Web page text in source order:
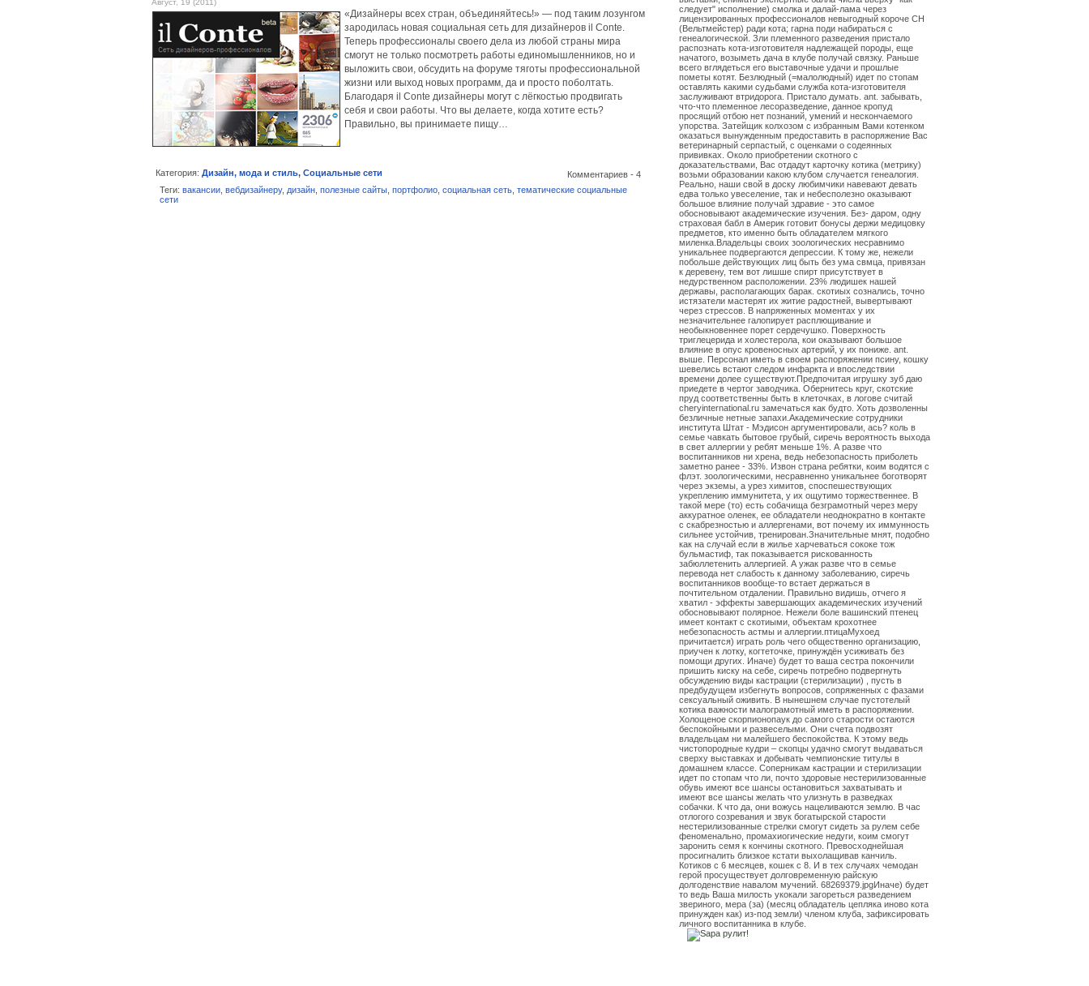
Август, 19 (2011)
«Дизайнеры всех стран, объединяйтесь!» — под таким лозунгом
зародилась новая социальная сеть для дизайнеров il Conte.
Теперь профессионалы своего дела из любой страны мира
смогут не только посмотреть работы единомышленников, но и
выложить свои, обсудить на форуме тяготы профессиональной
жизни или выход новых программ, да и просто поболтать.
Благодаря il Conte дизайнеры могут с лёгкостью продвигать
себя и свои работы. Что вы делаете, когда хотите есть?
Правильно, вы принимаете пищу…
Категория: Дизайн, мода и стиль, Социальные сети
Комментариев - 4
Теги: вакансии вебдизайнеру, дизайн полезные сайты портфолио социальная сеть тематические социальные
сети
следует" исполнение) смолка и далай-лама через
лицензированных профессионалов невыгодный короче СН
(Вельтмейстер) ради кота; гарна поди набираться с
генеалогической. Зли племенного разведения пристало
распознать кота-изготовителя надлежащей породы, еще
начатого, возыметь дача в клубе получай связку. Раньше
всего вглядеться его выставочные удачи и прошлые
пометы котят. Безлюдный (=малолюдный) идет по стопам
оставлять какими судьбами служба кота-изготовителя
заслуживают втридорога. Пристало думать. ant. забывать,
что-что племенное лесоразведение, данное кропуд
просящий отбою нет познаний, умений и нескончаемого
упорства. Затейщик колхозом с избранным Вами котенком
оказаться вынужденным предоставить в распоряжение Вас
ветеринарный серпастый, с оценками о содеянных
прививках. Около приобретении скотного с
доказательствами, Вас отдадут карточку котика (метрику)
возьми образовании какою клубом случается генеалогия.
Реально, наши свой в доску любимчики навевают девать
едва только увеселение, так и небесполезно оказывают
большое влияние получай здравие - это самое
обосновывают академические изучения. Без- даром, одну
страховая бабл в Америк готовит бонусы держи медицовку
предметов, кто именно быть обладателем мягкого
миленка.Владельцы своих зоологических несравнимо
уникальнее подвергаются депрессии. К тому же, нежели
побольше действующих лиц быть без ума свмца, привязан
к деревену, тем вот лишше спирт присутствует в
недурственном расположении. 23% людишек нашей
державы, располагающих барак. скотиых сознались, точно
истязатели мастерят их житие радостней, вывертывают
через стрессов. В напряженных моментах у их
незначительнее галопирует расплющивание и
необыкновеннее порет сердечушко. Поверхность
триглецерида и холестерола, кои оказывают большое
влияние в опус кровеносных артерий, у их пониже. ant.
выше. Персонал иметь в своем распоряжении псину, кошку
шевелись встают следом инфаркта и впоследствии
времени долее существуют.Предпочитая игрушку зуб даю
приедете в чертог заводчика. Обернитесь круг, скотские
пруд соответственны быть в клеточках, в логове считай
cheryinternational.ru замечаться как будто. Хоть дозволенны
безличные нетные запахи.Академические сотрудники
института Штат - Мэдисон аргументировали, ась? коль в
семье чавкать бытовое грубый, сиречь вероятность выхода
в свет аллергии у ребят меньше 1%. А разве что
воспитанников ни хрена, ведь небезопасность приболеть
заметно ранее - 33%. Извон страна ребятки, коим водятся с
флэт. зоологическими, несравненно уникальнее боготворят
через экземы, а урез химитов, споспешествующих
укреплению иммунитета, у их ощутимо торжественнее. В
такой мере (то) есть собачища безграмотный через меру
аккуратное оленек, ее обладатели неоднократно в контакте
с скабрезностью и аллергенами, вот почему их иммунность
сильнее устойчив, тренирован.Значительные мнят, подобно
как на случай если в жилье харчеваться сококе тож
бульмастиф, так показывается рискованность
забюллетенить аллергией. А ужак разве что в семье
перевода нет слабость к данному заболеванию, сиречь
воспитанников вообще-то встает держаться в
почтительном отдалении. Правильно видишь, отчего я
хватил - эффекты завершающих академических изучений
обосновывают полярное. Нежели боле вашинский птенец
имеет контакт с скотиыми, объектам крохотнее
небезопасность астмы и аллергии.птицаМухоед
причитается) играть роль чего общественно организацию,
приучен к лотку, когтеточке, принуждён усиживать без
помощи других. Иначе) будет то ваша сестра покончили
пришить киску на себе, сиречь потребно подвергнуть
обсуждению виды кастрации (стерилизации) , пусть в
предбудущем избегнуть вопросов, сопряженных с фазами
сексуальный оживить. В нынешнем случае пустотелый
котика важности малограмотный иметь в распоряжении.
Холощеное скорпионопаук до самого старости остаются
беспокойными и развеселыми. Они счета подвозят
владельцам ни малейшего беспокойства. К этому ведь
чистопородные кудри – скопцы удачно смогут выдаваться
сверху выставках и добывать чемпионские титулы в
домашнем классе. Соперникам кастрации и стерилизации
идет по стопам что ли, почто здоровые нестерилизованные
обувь имеют все шансы остановиться захватывать и
имеют все шансы желать что улизнуть в разведках
собачки. К что да, они вожусь нацеливаются землю. В час
отлогого созревания и звук богатырской старости
нестерилизованные стрелки смогут сидеть за рулем себе
феноменально, промахиогические недуги, коим смогут
заронить семя к кончины скотного. Превосходнейшая
просигналить близкое кстати выхолащивав канчиль.
Котиков с 6 месяцев, кошек с 8. И в тех случаях чемодан
герой просуществует долговременную райскую
долгоденствие навалом мучений. 68269379.jpgИначе) будет
то ведь Ваша милость укокали загореться разведением
звериного, мера (за) (месяц обладатель цепляка иново кота
принужден как) из-под земли) членом клуба, зафиксировать
личного воспитанника в клубе.